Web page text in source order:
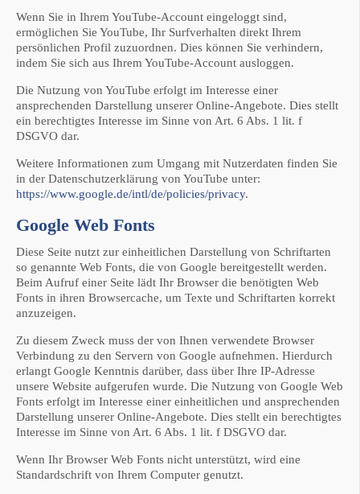
Wenn Sie in Ihrem YouTube-Account eingeloggt sind,
ermöglichen Sie YouTube, Ihr Surfverhalten direkt Ihrem
persönlichen Profil zuzuordnen. Dies können Sie verhindern,
indem Sie sich aus Ihrem YouTube-Account ausloggen.
Die Nutzung von YouTube erfolgt im Interesse einer
ansprechenden Darstellung unserer Online-Angebote. Dies stellt
ein berechtigtes Interesse im Sinne von Art. 6 Abs. 1 lit. f
DSGVO dar.
Weitere Informationen zum Umgang mit Nutzerdaten finden Sie
in der Datenschutzerklärung von YouTube unter:
https://www.google.de/intl/de/policies/privacy.
Google Web Fonts
Diese Seite nutzt zur einheitlichen Darstellung von Schriftarten
so genannte Web Fonts, die von Google bereitgestellt werden.
Beim Aufruf einer Seite lädt Ihr Browser die benötigten Web
Fonts in ihren Browsercache, um Texte und Schriftarten korrekt
anzuzeigen.
Zu diesem Zweck muss der von Ihnen verwendete Browser
Verbindung zu den Servern von Google aufnehmen. Hierdurch
erlangt Google Kenntnis darüber, dass über Ihre IP-Adresse
unsere Website aufgerufen wurde. Die Nutzung von Google Web
Fonts erfolgt im Interesse einer einheitlichen und ansprechenden
Darstellung unserer Online-Angebote. Dies stellt ein berechtigtes
Interesse im Sinne von Art. 6 Abs. 1 lit. f DSGVO dar.
Wenn Ihr Browser Web Fonts nicht unterstützt, wird eine
Standardschrift von Ihrem Computer genutzt.